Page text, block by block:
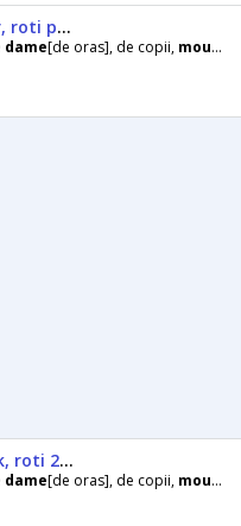
Bicicleta dame fisher, roti pe 26, 3 viteze, frana picior !
dame[de oras], de copii, mountainbike
Bicicleta dame Sprick, roti 26, 5 viteze, Frana picior!
dame[de oras], de copii, mountainbike